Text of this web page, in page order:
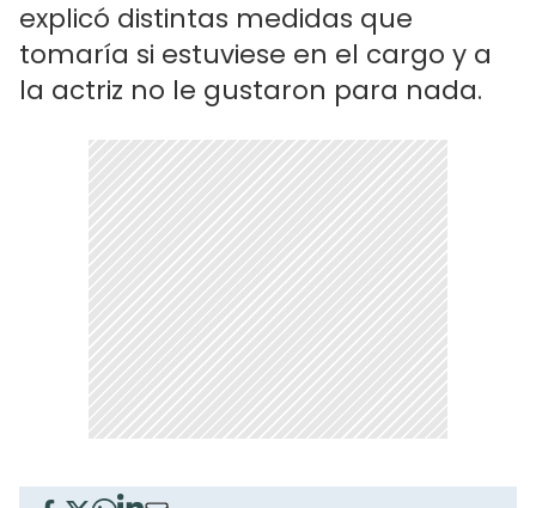
explicó distintas medidas que
tomaría si estuviese en el cargo y a
la actriz no le gustaron para nada.